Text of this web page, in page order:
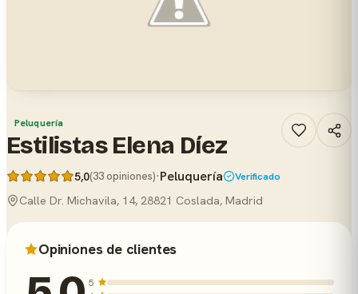
Peluquería
Estilistas Elena Díez
5,0(33 opiniones)·Peluquería Verificado
Calle Dr. Michavila, 14, 28821 Coslada, Madrid
Opiniones de clientes
5